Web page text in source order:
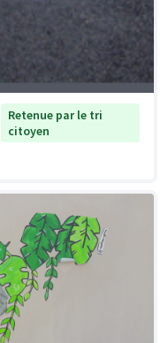
Retenue par le tri
citoyen